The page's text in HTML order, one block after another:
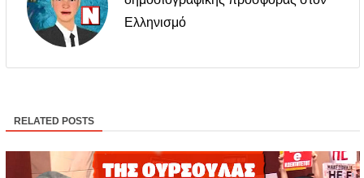
Ελληνισμό
RELATED POSTS